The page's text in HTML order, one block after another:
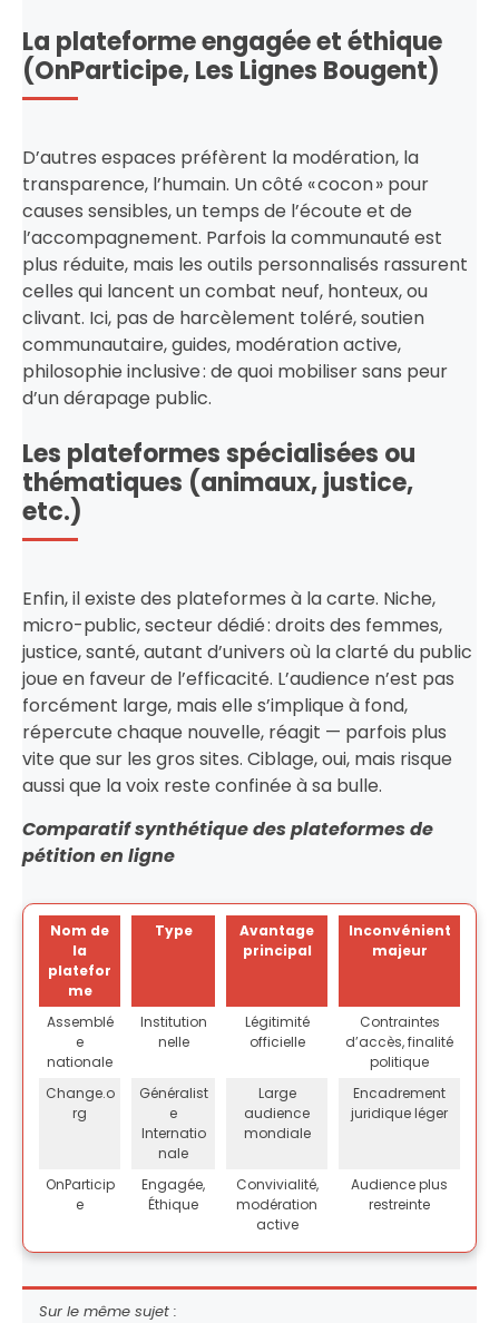
La plateforme engagée et éthique
(OnParticipe, Les Lignes Bougent)
D’autres espaces préfèrent la modération, la
transparence, l’humain. Un côté « cocon » pour
causes sensibles, un temps de l’écoute et de
l’accompagnement. Parfois la communauté est
plus réduite, mais les outils personnalisés rassurent
celles qui lancent un combat neuf, honteux, ou
clivant. Ici, pas de harcèlement toléré, soutien
communautaire, guides, modération active,
philosophie inclusive : de quoi mobiliser sans peur
d’un dérapage public.
Les plateformes spécialisées ou
thématiques (animaux, justice,
etc.)
Enfin, il existe des plateformes à la carte. Niche,
micro-public, secteur dédié : droits des femmes,
justice, santé, autant d’univers où la clarté du public
joue en faveur de l’efficacité. L’audience n’est pas
forcément large, mais elle s’implique à fond,
répercute chaque nouvelle, réagit — parfois plus
vite que sur les gros sites. Ciblage, oui, mais risque
aussi que la voix reste confinée à sa bulle.
Comparatif synthétique des plateformes de
pétition en ligne
Nom de
la
platefor
me
Type
Avantage
principal
Inconvénient
majeur
Assemblé
e
nationale
Institution
nelle
Légitimité
officielle
Contraintes
d’accès, finalité
politique
Change.o
rg
Généralist
e
Internatio
nale
Large
audience
mondiale
Encadrement
juridique léger
OnParticip
e
Engagée,
Éthique
Convivialité,
modération
active
Audience plus
restreinte
Sur le même sujet :